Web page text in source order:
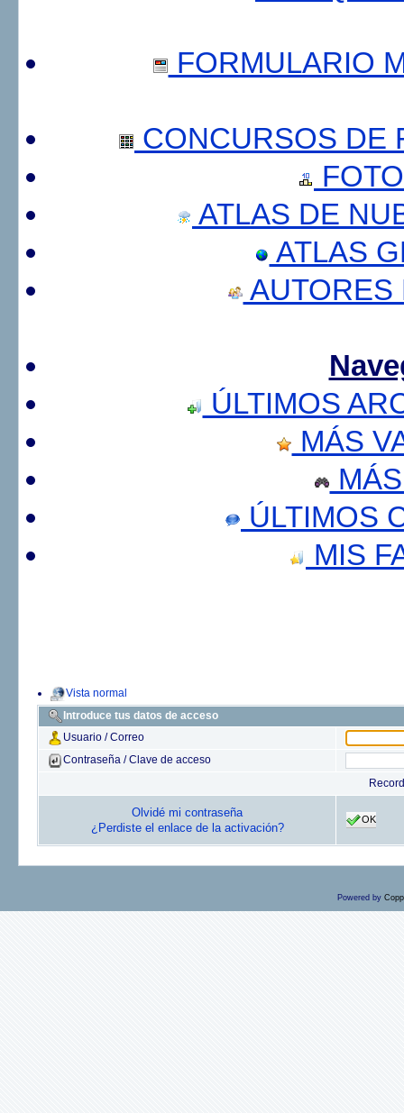
FORMULARIO
CONCURSOS DE
ATLAS DE
ATLAS
AUTORES
ÚLTIMOS
MÁS
ÚLTIMOS
MIS
Vista normal
Introduce tus datos de acceso
Usuario / Correo
Contraseña / Clave de acceso
Olvidé mi contraseña
¿Perdiste el enlace de la activación?
OK
Powered by